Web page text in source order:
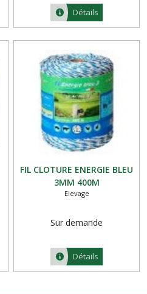
Détails
FIL CLOTURE ENERGIE BLEU
3MM 400M
Elevage
Sur demande
Détails